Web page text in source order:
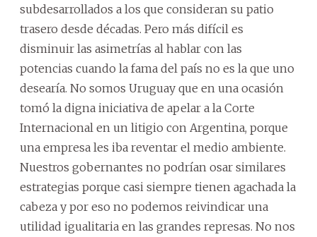
subdesarrollados a los que consideran su patio
trasero desde décadas. Pero más difícil es
disminuir las asimetrías al hablar con las
potencias cuando la fama del país no es la que uno
desearía. No somos Uruguay que en una ocasión
tomó la digna iniciativa de apelar a la Corte
Internacional en un litigio con Argentina, porque
una empresa les iba reventar el medio ambiente.
Nuestros gobernantes no podrían osar similares
estrategias porque casi siempre tienen agachada la
cabeza y por eso no podemos reivindicar una
utilidad igualitaria en las grandes represas. No nos